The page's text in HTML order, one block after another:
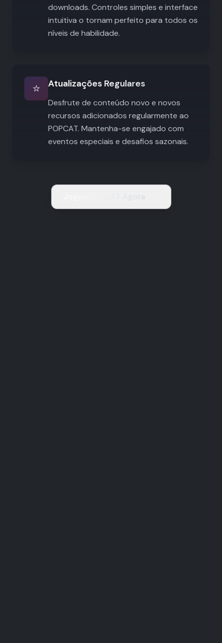
downloads. Controles simples e interface
intuitiva o tornam perfeito para todos os
níveis de habilidade.
⭐ Atualizações Regulares
Desfrute de conteúdo novo e novos
recursos adicionados regularmente ao
POPCAT. Mantenha-se engajado com
eventos especiais e desafios sazonais.
Jogue POPCAT Agora